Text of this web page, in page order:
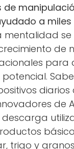
de
a miles
mentalidad
de
para
diarios
de
trigo y